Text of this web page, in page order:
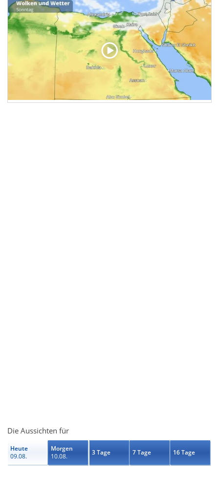
Die Aussichten für
Heute
09.08.
Morgen
10.08.
3 Tage 7 Tage 16 Tage